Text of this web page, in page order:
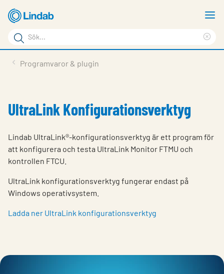
Hoppa
till
huvudinnehållet
Sökord
Sök
på
Om Lindab
Kontakt
Logga in
Programvaror & plugin
UltraLink Konfigurationsverktyg
Lindab UltraLink®-konfigurationsverktyg är ett program för
att konfigurera och testa UltraLink Monitor FTMU och
kontrollen FTCU.
UltraLink konfigurationsverktyg fungerar endast på
Windows operativsystem.
Ladda ner UltraLink konfigurationsverktyg